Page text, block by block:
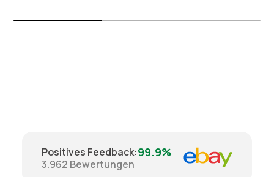
Positives Feedback:99.9%
3.962 Bewertungen